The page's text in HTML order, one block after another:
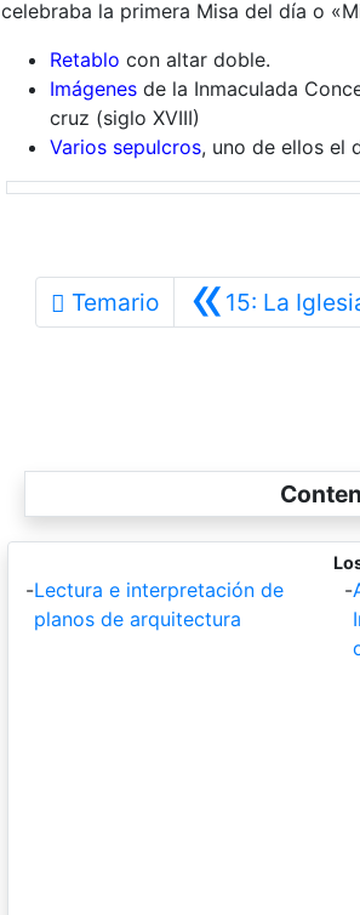
celebraba la primera Misa del día o
Retablo con altar doble.
Imágenesde la Inmaculada
cruz (siglo XVIII)
Varios sepulcros, uno de ellos el
Temario «15: La
-Lectura e interpretación de
planos de arquitectura
-